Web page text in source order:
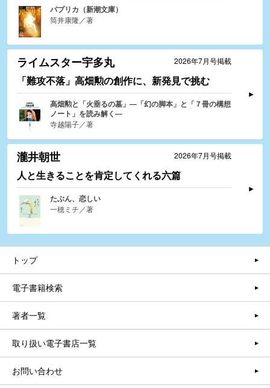
パプリカ（新潮文庫）
筒井康隆／著
2026年7月号掲載
ライムスター宇多丸
「難攻不落」高畑勲の創作に、新発見で挑む
高畑勲と「火垂るの墓」―「幻の脚本」と「７冊の構想
ノート」を読み解く―
寺越陽子／著
2026年7月号掲載
瀧井朝世
人と生きることを肯定してくれる六篇
たぶん、恋しい
一穂ミチ／著
トップ
電子書籍検索
著者一覧
取り扱い電子書店一覧
お問い合わせ